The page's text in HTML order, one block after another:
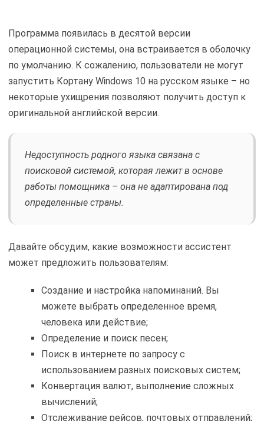
Программа появилась в десятой версии
операционной системы, она встраивается в оболочку
по умолчанию. К сожалению, пользователи не могут
запустить Кортану Windows 10 на русском языке – но
некоторые ухищрения позволяют получить доступ к
оригинальной английской версии.
Недоступность родного языка связана с
поисковой системой, которая лежит в основе
работы помощника – она не адаптирована под
определенные страны.
Давайте обсудим, какие возможности ассистент
может предложить пользователям:
Создание и настройка напоминаний. Вы
можете выбрать определенное время,
человека или действие;
Определение и поиск песен;
Поиск в интернете по запросу с
использованием разных поисковых систем;
Конвертация валют, выполнение сложных
вычислений;
Отслеживание рейсов, почтовых отправлений;